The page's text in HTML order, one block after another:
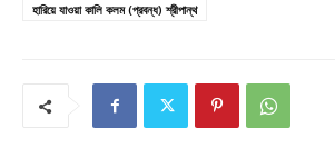
হারিয়ে যাওয়া কালি কলম (প্রবন্ধ) শ্রীপান্থ